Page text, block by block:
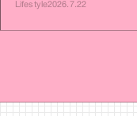
Lifestyle2026.7.22